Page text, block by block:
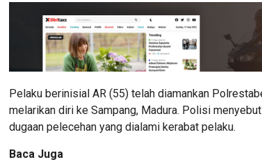
Pelaku berinisial AR (55) telah diamankan
melarikan diri ke Sampang, Madura. Polisi
dugaan pelecehan yang dialami kerabat pelaku.
Baca Juga